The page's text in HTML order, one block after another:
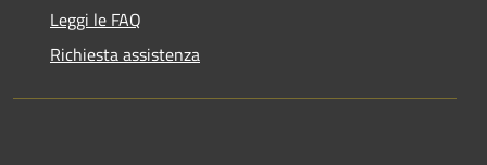
Leggi le FAQ
Richiesta assistenza